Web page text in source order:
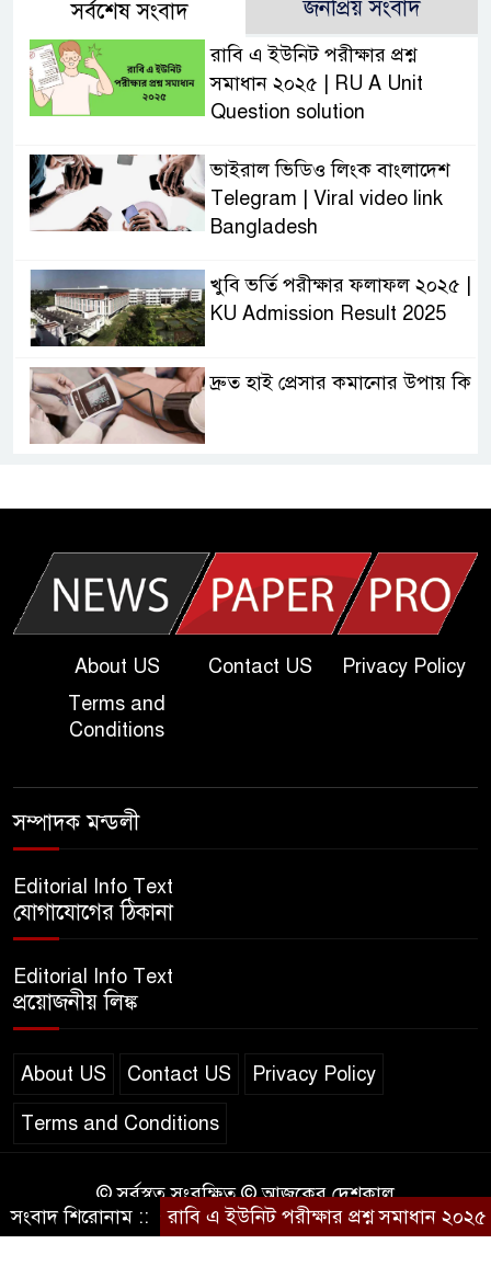
সর্বশেষ সংবাদ জনপ্রিয় সংবাদ
রাবি এ ইউনিট পরীক্ষার প্রশ্ন
সমাধান ২০২৫ | RU A Unit
Question solution
ভাইরাল ভিডিও লিংক বাংলাদেশ
Telegram | Viral video link
Bangladesh
খুবি ভর্তি পরীক্ষার ফলাফল ২০২৫ |
KU Admission Result 2025
দ্রুত হাই প্রেসার কমানোর উপায় কি
| Today Dakhil Exam
খুবি সি ইউনিট ভর্তি পরীক্ষার প্রশ্ন
২০২৫ | KU C Unit Admission
Question
Jannat Toha Video viral
About US Contact US
Privacy Policy
Terms and
Conditions
সম্পাদক মন্ডলী
Editorial Info Text
যোগাযোগের ঠিকানা
Editorial Info Text
প্রয়োজনীয় লিঙ্ক
About US Contact US Privacy Policy
Terms and Conditions
© সর্বস্বত্ব সংরক্ষিত © আজকের দেশকাল
Design & Developed byBD IT HOST
সংবাদ শিরোনাম ::রাবি এ ইউনিট পরীক্ষার প্রশ্ন সমাধান ২০২৫